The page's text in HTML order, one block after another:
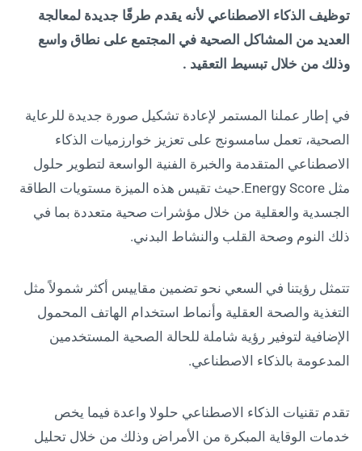
توظيف الذكاء الاصطناعي لأنه يقدم طرقًا جديدة لمعالجة
العديد من المشاكل الصحية في المجتمع على نطاق واسع
وذلك من خلال تبسيط التعقيد .
في إطار عملنا المستمر لإعادة تشكيل صورة جديدة للرعاية
الصحية، تعمل سامسونج على تعزيز خوارزميات الذكاء
الاصطناعي المتقدمة والخبرة الفنية الواسعة لتطوير حلول
مثل Energy Score.حيث تقيس هذه الميزة مستويات الطاقة
الجسدية والعقلية من خلال مؤشرات صحية متعددة بما في
ذلك النوم وصحة القلب والنشاط البدني.
تتمثل رؤيتنا في السعي نحو تضمين مقاييس أكثر شمولاً مثل
التغذية والصحة العقلية وأنماط استخدام الهاتف المحمول
الإضافية لتوفير رؤية شاملة للحالة الصحية المستخدمين
المدعومة بالذكاء الاصطناعي.
تقدم تقنيات الذكاء الاصطناعي حلولا واعدة فيما يخص
خدمات الوقاية المبكرة من الأمراض وذلك من خلال تحليل